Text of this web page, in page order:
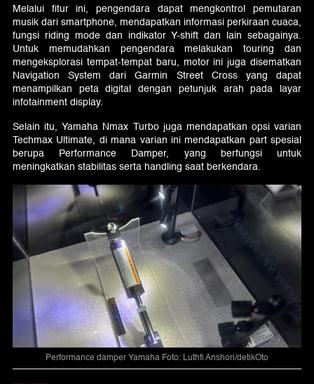
Melalui fitur ini, pengendara dapat mengkontrol pemutaran
musik dari smartphone, mendapatkan informasi perkiraan cuaca,
fungsi riding mode dan indikator Y-shift dan lain sebagainya.
Untuk memudahkan pengendara melakukan touring dan
mengeksplorasi tempat-tempat baru, motor ini juga disematkan
Navigation System dari Garmin Street Cross yang dapat
menampilkan peta digital dengan petunjuk arah pada layar
infotainment display.
Selain itu, Yamaha Nmax Turbo juga mendapatkan opsi varian
Techmax Ultimate, di mana varian ini mendapatkan part spesial
berupa Performance Damper, yang berfungsi untuk
meningkatkan stabilitas serta handling saat berkendara.
Performance damper Yamaha Foto: Luthfi Anshori/detikOto